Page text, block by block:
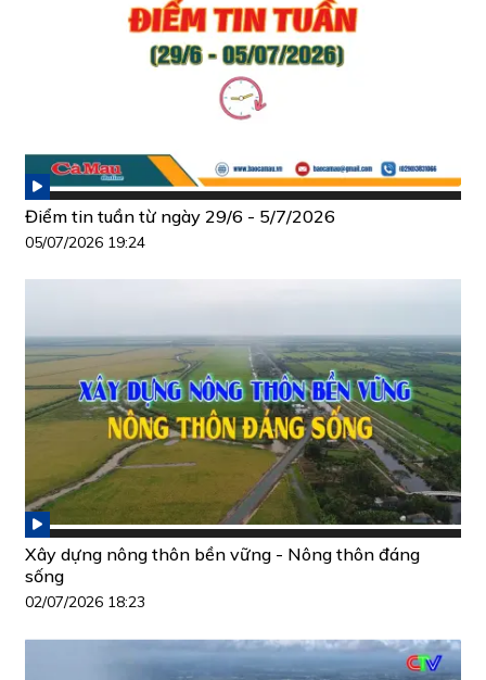
Điểm tin tuần từ ngày 29/6 - 5/7/2026
05/07/2026 19:24
Xây dựng nông thôn bền vững - Nông thôn đáng
sống
02/07/2026 18:23